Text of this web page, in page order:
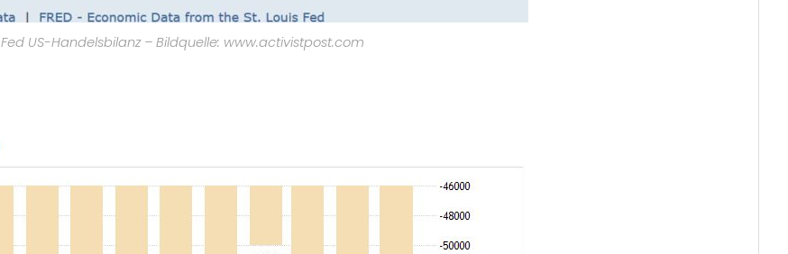
Fed US-Handelsbilanz – Bildquelle: www.activistpost.com